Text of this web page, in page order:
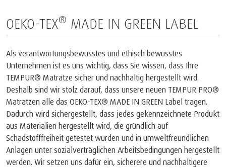
OEKO-TEX® MADE IN GREEN LABEL
Als verantwortungsbewusstes und ethisch bewusstes
Unternehmen ist es uns wichtig, dass Sie wissen, dass Ihre
TEMPUR® Matratze sicher und nachhaltig hergestellt wird.
Deshalb sind wir stolz darauf, dass unsere neuen TEMPUR PRO®
Matratzen alle das OEKO-TEX® MADE IN GREEN Label tragen.
Dadurch wird sichergestellt, dass jedes gekennzeichnete Produkt
aus Materialien hergestellt wird, die gründlich auf
Schadstofffreiheit getestet wurden und in umweltfreundlichen
Anlagen unter sozialverträglichen Arbeitsbedingungen hergestellt
werden. Wir setzen uns dafür ein, sicherere und nachhaltigere